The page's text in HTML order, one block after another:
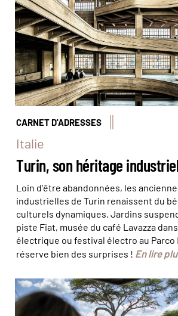
Realy Easy Star/Toni Spagone/Alamy/
CARNET D'ADRESSES
Italie
Turin, son héritage
Loin d'être abandonnées, les
industrielles de Turin renaissent du
culturels dynamiques. Jardins
piste Fiat, musée du café Lavazza
électrique ou festival électro au Parco
réserve bien des surprises ! En lire
© Pierre Vassal/Haytham/Réa